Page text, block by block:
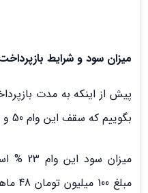
میزان سود و شرایط
پیش از اینکه به مدت
بگوییم که سقف این وام 50 و 100 میلیون تومان است.
میزان